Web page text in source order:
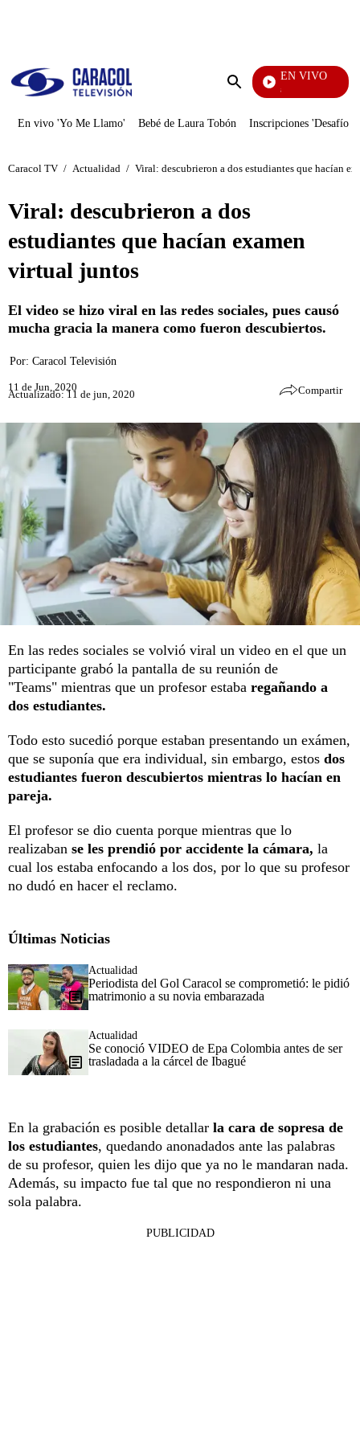
Enviar
EN VIVO
Los Informantes
En vivo 'Yo Me Llamo' Bebé de Laura Tobón Inscripciones 'Desafío'
Caracol TV / Actualidad / Viral: descubrieron a dos estudiantes que hacían
Viral: descubrieron a dos
estudiantes que hacían examen
virtual juntos
El video se hizo viral en las redes sociales, pues causó
mucha gracia la manera como fueron descubiertos.
Por: Caracol Televisión
11 de Jun, 2020
Actualizado: 11 de jun, 2020 Compartir
En las redes sociales se volvió viral un video en el que un
participante grabó la pantalla de su reunión de
"Teams" mientras que un profesor estaba regañando a
dos estudiantes.
Todo esto sucedió porque estaban presentando un exámen,
que se suponía que era individual, sin embargo, estos dos
estudiantes fueron descubiertos mientras lo hacían en
pareja.
El profesor se dio cuenta porque mientras que lo
realizaban se les prendió por accidente la cámara, la
cual los estaba enfocando a los dos, por lo que su profesor
no dudó en hacer el reclamo.
Últimas Noticias
Actualidad
Periodista del Gol Caracol se comprometió: le pidió
matrimonio a su novia embarazada
Actualidad
Se conoció VIDEO de Epa Colombia antes de ser
trasladada a la cárcel de Ibagué
En la grabación es posible detallar la cara de sopresa de
los estudiantes, quedando anonadados ante las palabras
de su profesor, quien les dijo que ya no le mandaran nada.
Además, su impacto fue tal que no respondieron ni una
sola palabra.
PUBLICIDAD